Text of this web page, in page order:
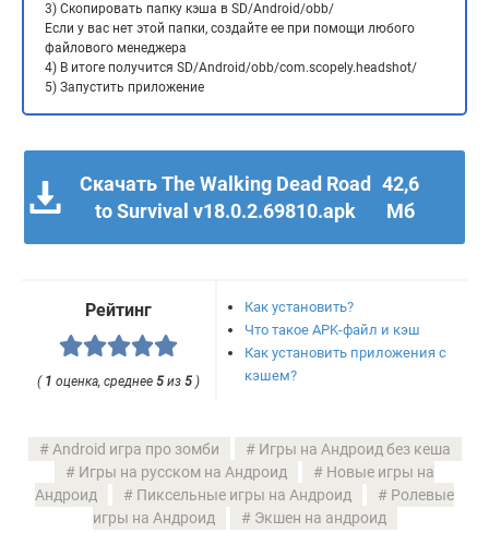
3) Скопировать папку кэша в SD/Android/obb/
Если у вас нет этой папки, создайте ее при помощи любого
файлового менеджера
4) В итоге получится SD/Android/obb/com.scopely.headshot/
5) Запустить приложение
Скачать The Walking Dead Road
to Survival v18.0.2.69810.apk
42,6
Мб
Рейтинг
( 1 оценка, среднее5 из5 )
Как установить?
Что такое APK-файл и кэш
Как установить приложения с
кэшем?
Android игра про зомби
Игры на Андроид без кеша
Игры на русском на Андроид
Новые игры на
Андроид
Пиксельные игры на Андроид
Ролевые
игры на Андроид
Экшен на андроид